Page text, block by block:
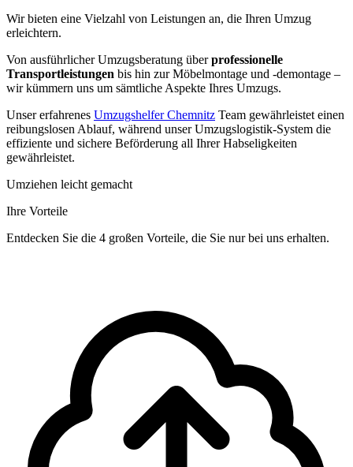
Wir bieten eine Vielzahl von Leistungen an, die Ihren Umzug
erleichtern.
Von ausführlicher Umzugsberatung überprofessionelle
Transportleistungen bis hin zur Möbelmontage und -demontage –
wir kümmern uns um sämtliche Aspekte Ihres Umzugs.
Unser erfahrenes Umzugshelfer Chemnitz Team gewährleistet einen
reibungslosen Ablauf, während unser Umzugslogistik-System die
effiziente und sichere Beförderung all Ihrer Habseligkeiten
gewährleistet.
Umziehen leicht gemacht
Ihre Vorteile
Entdecken Sie die 4 großen Vorteile, die Sie nur bei uns erhalten.